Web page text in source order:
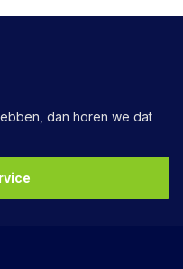
dan horen we dat